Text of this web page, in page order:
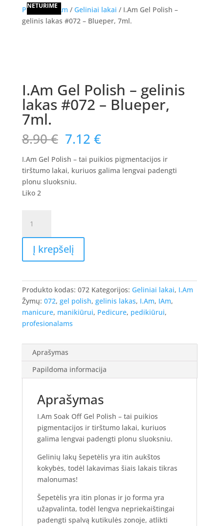
Pradžia/I.Am / Geliniai lakai / I.Am Gel Polish –
gelinis lakas #072 – Blueper, 7ml.
I.Am Gel Polish – gelinis
lakas #072 – Blueper,
7ml.
8.90€ Original
price
was:
8.90 €.
7.12 €Current
price
is:
7.12 €.
I.Am Gel Polish – tai puikios pigmentacijos ir
tirštumo lakai, kuriuos galima lengvai padengti
plonu sluoksniu.
Liko 2
kiekis:
I.Am
Polish
gelinis
lakas
#072
-
Blueper,
Į krepšelį
Produkto kodas: 072 Kategorijos: Geliniai lakai, I.Am
Žymų: 072, gel polish, gelinis lakas, I.Am, IAm,
manicure, manikiūrui, Pedicure, pedikiūrui,
profesionalams
Aprašymas
Papildoma informacija
Aprašymas
I.Am Soak Off Gel Polish – tai puikios
pigmentacijos ir tirštumo lakai, kuriuos
galima lengvai padengti plonu sluoksniu.
Gelinių lakų šepetėlis yra itin aukštos
kokybės, todėl lakavimas šiais lakais tikras
malonumas!
Šepetėlis yra itin plonas ir jo forma yra
užapvalinta, todėl lengva nepriekaištingai
padengti spalvą kutikulės zonoje, atlikti
NETURIME
NETURIME